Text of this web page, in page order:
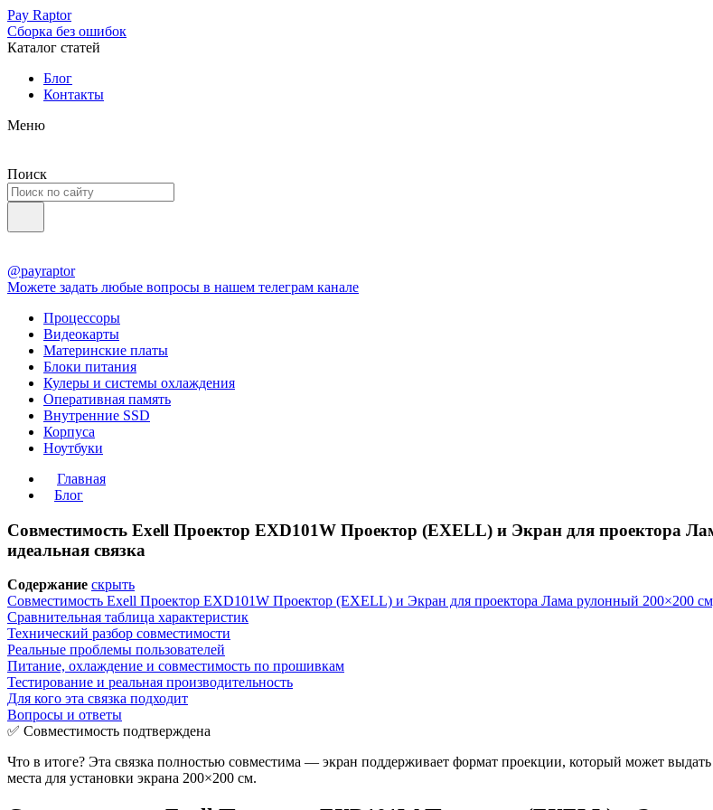
Pay Raptor
Сборка без ошибок
Каталог статей
Блог
Контакты
Меню
Поиск
@payraptor
Можете задать любые вопросы в нашем телеграм канале
Процессоры
Видеокарты
Материнские платы
Блоки питания
Кулеры и системы охлаждения
Оперативная память
Внутренние SSD
Корпуса
Ноутбуки
Главная
Блог
Совместимость Exell Проектор EXD101W Проектор (EXELL) и Экран для проектора
идеальная связка
Содержание скрыть
Совместимость Exell Проектор EXD101W Проектор (EXELL) и Экран для проектора Лама рулонный 200×200
Сравнительная таблица характеристик
Технический разбор совместимости
Реальные проблемы пользователей
Питание, охлаждение и совместимость по прошивкам
Тестирование и реальная производительность
Для кого эта связка подходит
Вопросы и ответы
✅ Совместимость подтверждена
Что в итоге? Эта связка полностью совместима — экран поддерживает формат проекции, который может
места для установки экрана 200×200 см.